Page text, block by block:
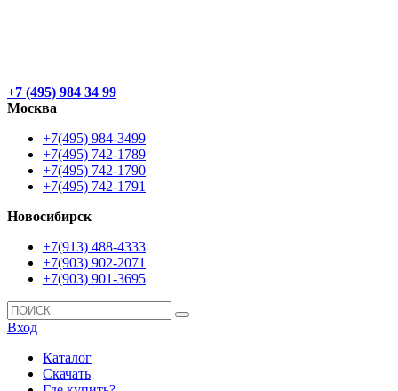
+7 (495) 984 34 99
Москва
+7(495) 984-3499
+7(495) 742-1789
+7(495) 742-1790
+7(495) 742-1791
Новосибирск
+7(913) 488-4333
+7(903) 902-2071
+7(903) 901-3695
Вход
Каталог
Скачать